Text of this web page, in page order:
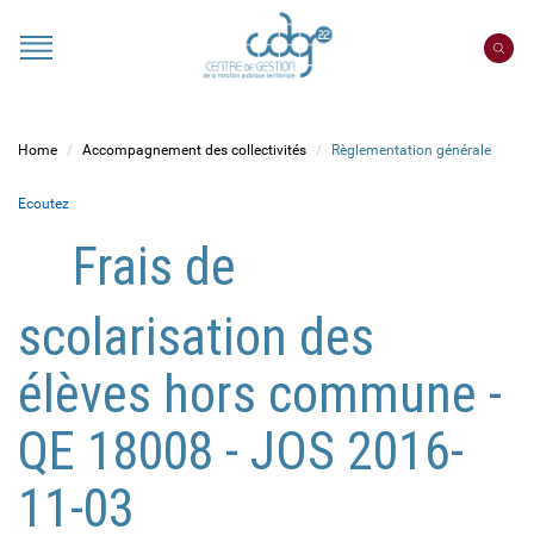
CDG
Home Accompagnement des collectivités Règlementation générale
Ecoutez
Frais de
scolarisation des
élèves hors commune -
QE 18008 - JOS 2016-
11-03